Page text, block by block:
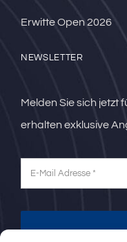
Erwitte Open 2026
NEWSLETTER
Melden Sie sich jetzt
erhalten exklusive